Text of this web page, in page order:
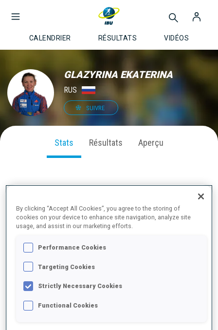
CALENDRIER RÉSULTATS VIDÉOS
GLAZYRINA EKATERINA
RUS
SUIVRE
Stats Résultats Aperçu
2025/2026
MOYENNE DE PERFORMANCE
By clicking “Accept All Cookies”, you agree to the storing of
cookies on your device to enhance site navigation, analyze site
usage, and assist in our marketing efforts.
Performance Cookies
Targeting Cookies
Strictly Necessary Cookies
Functional Cookies